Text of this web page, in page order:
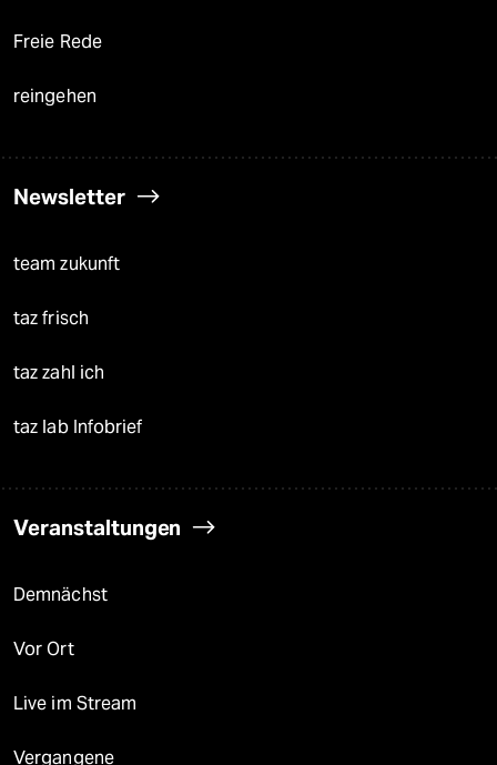
Freie Rede
reingehen
Newsletter
team zukunft
taz frisch
taz zahl ich
taz lab Infobrief
Veranstaltungen
Demnächst
Vor Ort
Live im Stream
Vergangene